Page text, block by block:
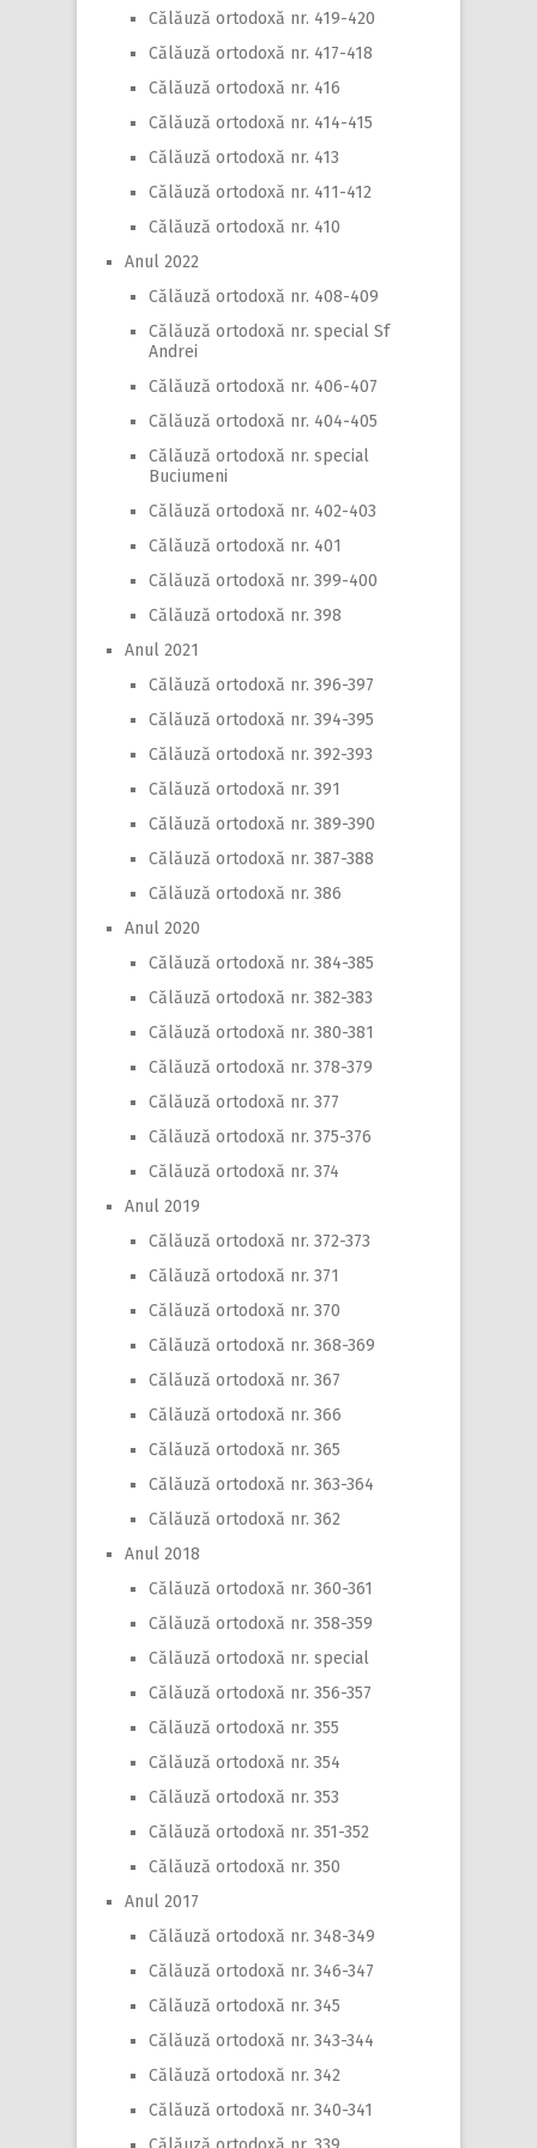
Călăuză ortodoxă nr. 419-420
Călăuză ortodoxă nr. 417-418
Călăuză ortodoxă nr. 416
Călăuză ortodoxă nr. 414-415
Călăuză ortodoxă nr. 413
Călăuză ortodoxă nr. 411-412
Călăuză ortodoxă nr. 410
Anul 2022
Călăuză ortodoxă nr. 408-409
Călăuză ortodoxă nr. special Sf
Andrei
Călăuză ortodoxă nr. 406-407
Călăuză ortodoxă nr. 404-405
Călăuză ortodoxă nr. special
Buciumeni
Călăuză ortodoxă nr. 402-403
Călăuză ortodoxă nr. 401
Călăuză ortodoxă nr. 399-400
Călăuză ortodoxă nr. 398
Anul 2021
Călăuză ortodoxă nr. 396-397
Călăuză ortodoxă nr. 394-395
Călăuză ortodoxă nr. 392-393
Călăuză ortodoxă nr. 391
Călăuză ortodoxă nr. 389-390
Călăuză ortodoxă nr. 387-388
Călăuză ortodoxă nr. 386
Anul 2020
Călăuză ortodoxă nr. 384-385
Călăuză ortodoxă nr. 382-383
Călăuză ortodoxă nr. 380-381
Călăuză ortodoxă nr. 378-379
Călăuză ortodoxă nr. 377
Călăuză ortodoxă nr. 375-376
Călăuză ortodoxă nr. 374
Anul 2019
Călăuză ortodoxă nr. 372-373
Călăuză ortodoxă nr. 371
Călăuză ortodoxă nr. 370
Călăuză ortodoxă nr. 368-369
Călăuză ortodoxă nr. 367
Călăuză ortodoxă nr. 366
Călăuză ortodoxă nr. 365
Călăuză ortodoxă nr. 363-364
Călăuză ortodoxă nr. 362
Anul 2018
Călăuză ortodoxă nr. 360-361
Călăuză ortodoxă nr. 358-359
Călăuză ortodoxă nr. special
Călăuză ortodoxă nr. 356-357
Călăuză ortodoxă nr. 355
Călăuză ortodoxă nr. 354
Călăuză ortodoxă nr. 353
Călăuză ortodoxă nr. 351-352
Călăuză ortodoxă nr. 350
Anul 2017
Călăuză ortodoxă nr. 348-349
Călăuză ortodoxă nr. 346-347
Călăuză ortodoxă nr. 345
Călăuză ortodoxă nr. 343-344
Călăuză ortodoxă nr. 342
Călăuză ortodoxă nr. 340-341